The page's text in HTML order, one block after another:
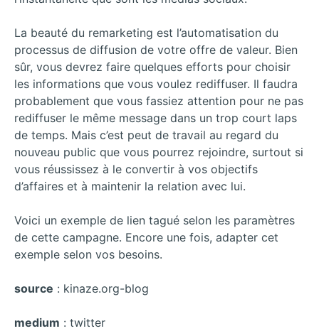
La beauté du remarketing est l’automatisation du
processus de diffusion de votre offre de valeur. Bien
sûr, vous devrez faire quelques efforts pour choisir
les informations que vous voulez rediffuser. Il faudra
probablement que vous fassiez attention pour ne pas
rediffuser le même message dans un trop court laps
de temps. Mais c’est peut de travail au regard du
nouveau public que vous pourrez rejoindre, surtout si
vous réussissez à le convertir à vos objectifs
d’affaires et à maintenir la relation avec lui.
Voici un exemple de lien tagué selon les paramètres
de cette campagne. Encore une fois, adapter cet
exemple selon vos besoins.
source : kinaze.org-blog
medium : twitter